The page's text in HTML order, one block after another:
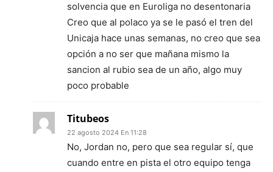
solvencia que en Euroliga no desentonaria
Creo que al polaco ya se le pasó el tren del
Unicaja hace unas semanas, no creo que sea
opción a no ser que mañana mismo la
sancion al rubio sea de un año, algo muy
poco probable
Titubeos
22 agosto 2024 En 11:28
No, Jordan no, pero que sea regular sí, que
cuando entre en pista el otro equipo tenga